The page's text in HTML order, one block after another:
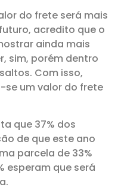
do frete será mais
acredito que o
ainda mais
sim, porém dentro
Com isso,
se um valor do frete
que 37% dos
de que este ano
parcela de 33%
esperam que será